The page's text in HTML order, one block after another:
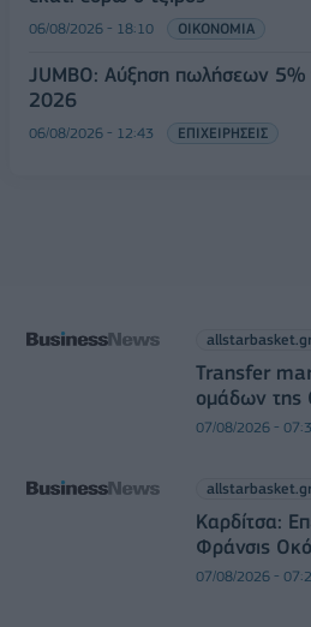
06/08/2026 - 18:10 ΟΙΚΟΝΟΜΙΑ
JUMBO: Αύξηση πωλήσεων 5%
2026
06/08/2026 - 12:43 ΕΠΙΧΕΙΡΗΣΕΙΣ
Transfer
ομάδων της
07/08/2026 -
Καρδίτσα:
Φράνσις
07/08/2026 -